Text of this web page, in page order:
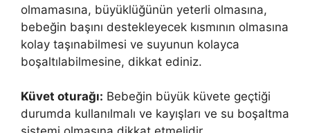
olmamasına, büyüklüğünün yeterli olmasına,
bebeğin başını destekleyecek kısmının olmasına
kolay taşınabilmesi ve suyunun kolayca
boşaltılabilmesine, dikkat ediniz.
Küvet oturağı: Bebeğin büyük küvete geçtiği
durumda kullanılmalı ve kayışları ve su boşaltma